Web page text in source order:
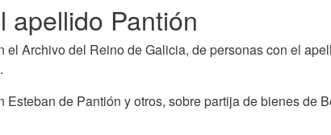
apellido Pantión
el Archivo del Reino de Galicia, de personas con el
de Pantión y otros, sobre partija de bienes de